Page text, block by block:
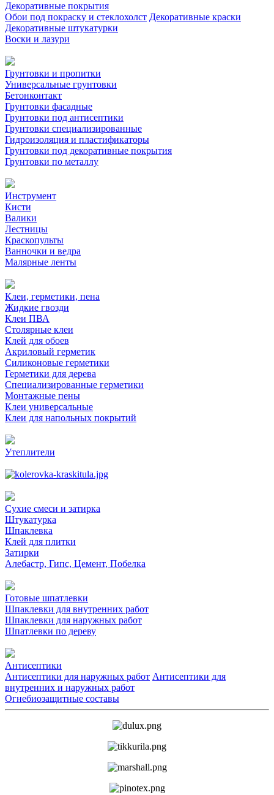
Декоративные покрытия
Обои под покраску и стеклохолст Декоративные краски
Декоративные штукатурки
Воски и лазури
Грунтовки и пропитки
Универсальные грунтовки
Бетонконтакт
Грунтовки фасадные
Грунтовки под антисептики
Грунтовки специализированные
Гидроизоляция и пластификаторы
Грунтовки под декоративные покрытия
Грунтовки по металлу
Инструмент
Кисти
Валики
Лестницы
Краскопульты
Ванночки и ведра
Малярные ленты
Клеи, герметики, пена
Жидкие гвозди
Клеи ПВА
Столярные клеи
Клей для обоев
Акриловый герметик
Силиконовые герметики
Герметики для дерева
Специализированные герметики
Монтажные пены
Клеи универсальные
Клеи для напольных покрытий
Утеплители
Сухие смеси и затирка
Штукатурка
Шпаклевка
Клей для плитки
Затирки
Алебастр, Гипс, Цемент, Побелка
Готовые шпатлевки
Шпаклевки для внутренних работ
Шпаклевки для наружных работ
Шпатлевки по дереву
Антисептики
Антисептики для наружных работ Антисептики для
внутренних и наружных работ
Огнебиозащитные составы